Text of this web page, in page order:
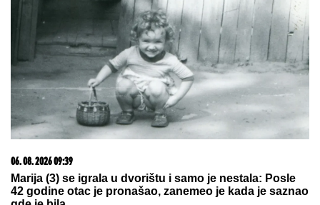
Koliko visoku temperaturu ljudsko telo može da izdrži?